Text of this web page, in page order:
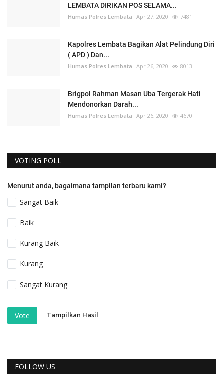
LEMBATA DIRIKAN POS SELAMA...
Humas Polres Lembata Apr 27, 2020 7481
Kapolres Lembata Bagikan Alat Pelindung Diri
( APD ) Dan...
Humas Polres Lembata Apr 26, 2020 8013
Brigpol Rahman Masan Uba Tergerak Hati
Mendonorkan Darah...
Humas Polres Lembata Apr 26, 2020 4670
VOTING POLL
Menurut anda, bagaimana tampilan terbaru kami?
Sangat Baik
Baik
Kurang Baik
Kurang
Sangat Kurang
Vote Tampilkan Hasil
FOLLOW US